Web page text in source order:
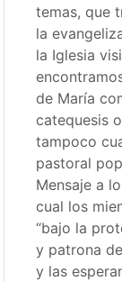
temas, que
la
la Iglesia
de María
catequesis
tampoco
pastoral
Mensaje a
cual los
“bajo la
y patrona
y las